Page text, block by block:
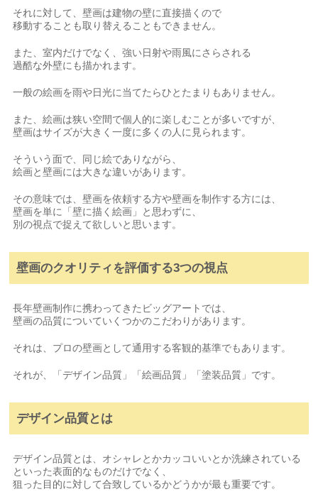
それに対して、壁画は建物の壁に直接描くので
移動することも取り替えることもできません。
また、室内だけでなく、強い日射や雨風にさらされる
過酷な外壁にも描かれます。
一般の絵画を雨や日光に当てたらひとたまりもありません。
また、絵画は狭い空間で個人的に楽しむことが多いですが、
壁画はサイズが大きく一度に多くの人に見られます。
そういう面で、同じ絵でありながら、
絵画と壁画には大きな違いがあります。
その意味では、壁画を依頼する方や壁画を制作する方には、
壁画を単に「壁に描く絵画」と思わずに、
別の視点で捉えて欲しいと思います。
壁画のクオリティを評価する3つの視点
長年壁画制作に携わってきたビッグアートでは、
壁画の品質についていくつかのこだわりがあります。
それは、プロの壁画として通用する客観的基準でもあります。
それが、「デザイン品質」「絵画品質」「塗装品質」です。
デザイン品質とは
デザイン品質とは、オシャレとかカッコいいとか洗練されている
といった表面的なものだけでなく、
狙った目的に対して合致しているかどうかが最も重要です。